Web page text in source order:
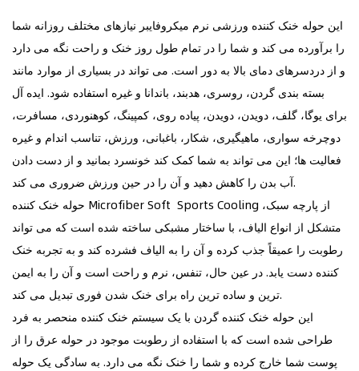
این حوله خنک کننده ورزشی نرم میکروفایبر نیازهای مختلف روزانه شما
را برآورده می کند و شما را در تمام طول روز خنک و راحت نگه می دارد
و از دردسرهای دمای بالا به دور است. می تواند در بسیاری از موارد مانند
بسته بندی گردن، روسری، هدبند، باندانا و غیره استفاده شود. ایده آل
برای یوگا، گلف، دویدن، دویدن، پیاده روی، کمپینگ، کوهنوردی، مسافرت،
دوچرخه سواری، ماهیگیری، شکار، باغبانی، ورزش، تناسب اندام و غیره
فعالیت ها؛ این می تواند به شما کمک کند خونسرد بمانید و از دست دادن
آب بدن را کاهش دهید و آن را در حین ورزش ضروری می کند.
حوله خنک کننده Microfiber Soft Sports Cooling از پارچه سبک،
متشکل از انواع الیاف، با ساختار مشبکی ساخته شده است که می تواند
رطوبت را عمیقاً جذب کرده و آن را به الیاف فشرده کند و به تجربه خنک
کننده دست یابد. در عین حال، تنفس، نرم و راحت است و آن را به ایمن
ترین و ساده ترین راه برای خنک شدن فوری تبدیل می کند.
این حوله خنک کننده گردن با یک سیستم خنک کننده منحصر به فرد
طراحی شده است که با استفاده از رطوبت موجود در حوله عرق را از
پوست شما خارج کرده و شما را خنک نگه می دارد. به سادگی یک حوله